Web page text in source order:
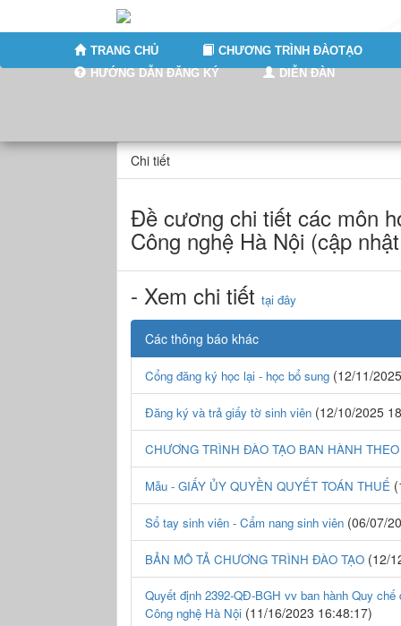
TRANG CHỦ
CHƯƠNG TRÌNH ĐÀOTẠO
HƯỚNG DẪN ĐĂNG KÝ
DIỄN ĐÀN
Chi tiết
Đề cương chi tiết các môn
Công nghệ Hà Nội (cập
- Xem chi tiết tại đây
Các thông báo khác
Cổng đăng ký học lại - học bổ sung (12/11/
Đăng ký và trả giấy tờ sinh viên (12/10/2025
CHƯƠNG TRÌNH ĐÀO TẠO BAN HÀNH
Mẫu - GIẤY ỦY QUYỀN QUYẾT TOÁN THUẾ
Sổ tay sinh viên - Cẩm nang sinh viên (06/07/
BẢN MÔ TẢ CHƯƠNG TRÌNH ĐÀO TẠO (12/
Quyết định 2392-QĐ-BGH vv ban hành Quy
Công nghệ Hà Nội (11/16/2023 16:48:17)